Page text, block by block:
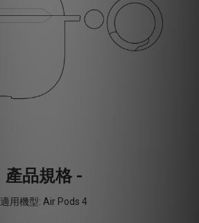
產品規格 -
適用機型: Air Pods 4